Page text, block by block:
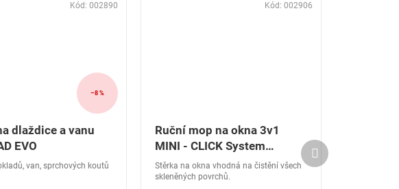
–8 %
dlaždice a vanu
EVO
van, sprchových koutů
Kód: 002890
Ruční mop na okna 3v1
MINI - CLICK System
LEIFHEIT 51127
Stěrka na okna vhodná na čistění všech
skleněných povrchů.
Kód: 002906
Další
produkt